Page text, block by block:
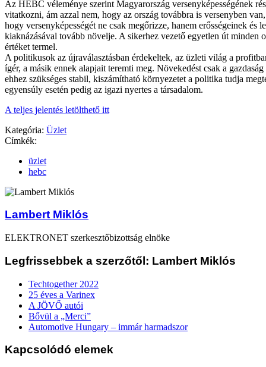
Az HEBC véleménye szerint Magyarország versenyképességének
vitatkozni, ám azzal nem, hogy az ország továbbra is versenyben
hogy versenyképességét ne csak megőrizze, hanem erősségeinek és
kiaknázásával tovább növelje. A sikerhez vezető egyetlen út minden
értéket termel.
A politikusok az újraválasztásban érdekeltek, az üzleti világ a
ígér, a másik ennek alapjait teremti meg. Növekedést csak a
ehhez szükséges stabil, kiszámítható környezetet a politika tudja
egyensúly esetén pedig az igazi nyertes a társadalom.
A teljes jelentés letölthető itt
Kategória: Üzlet
Címkék:
üzlet
hebc
Lambert Miklós
ELEKTRONET szerkesztőbizottság elnöke
Legfrissebbek a szerzőtől: Lambert Miklós
Techtogether 2022
25 éves a Varinex
A JÖVŐ autói
Bővül a „Merci”
Automotive Hungary – immár harmadszor
Kapcsolódó elemek